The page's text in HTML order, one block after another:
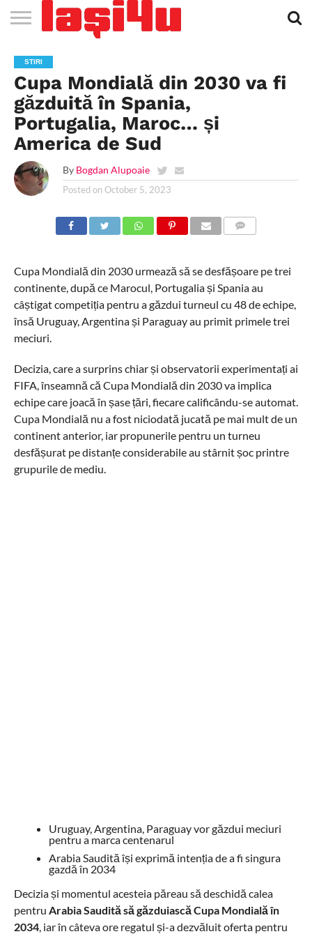
STIRI
APARTAMENTE
NOI IASI
STIRI
IASI
JOBS
IN
IASI
FILME
LA
CINEMA
CLUBURI /
DISCOTECI
BARURI /
CAFENELE
SALI DE
FORTA
SI
FITNESS
SALOANE DE
INFRUMUSETARE
AGENTII
DE
TURISM
IASI
RESTAURANTE
IN IASI
PIZZA
IN
IASI
PISCINA
IN IASI
FLORARII
RADIO
LIVE
IN IASI
SPALATORII
AUTO
TRACTARI
AUTO
TAXI
IN
IASI
CINEMA
TEATRU
HOTELURI
/
PENSIUNI
TEREN
SPORTIV
TEREN
TENIS
IASI
FARMACII
NON
STOP
COFFEE-
TO-GO
FIRME DE
PUBLICITATE
RENT
A
CAR
STIRI
Cupa Mondială din 2030 va fi
găzduită în Spania,
Portugalia, Maroc… și
America de Sud
By Bogdan Alupoaie
Posted on October 5, 2023
Cupa Mondială din 2030 urmează să se desfășoare pe trei
continente, după ce Marocul, Portugalia și Spania au
câștigat competiția pentru a găzdui turneul cu 48 de echipe,
însă Uruguay, Argentina și Paraguay au primit primele trei
meciuri.
Decizia, care a surprins chiar și observatorii experimentați ai
FIFA, înseamnă că Cupa Mondială din 2030 va implica
echipe care joacă în șase țări, fiecare calificându-se automat.
Cupa Mondială nu a fost niciodată jucată pe mai mult de un
continent anterior, iar propunerile pentru un turneu
desfășurat pe distanțe considerabile au stârnit șoc printre
grupurile de mediu.
Uruguay, Argentina, Paraguay vor găzdui meciuri
pentru a marca centenarul
Arabia Saudită își exprimă intenția de a fi singura
gazdă în 2034
Decizia și momentul acesteia păreau să deschidă calea
pentru Arabia Saudită să găzduiască Cupa Mondială în
2034, iar în câteva ore regatul și-a dezvăluit oferta pentru